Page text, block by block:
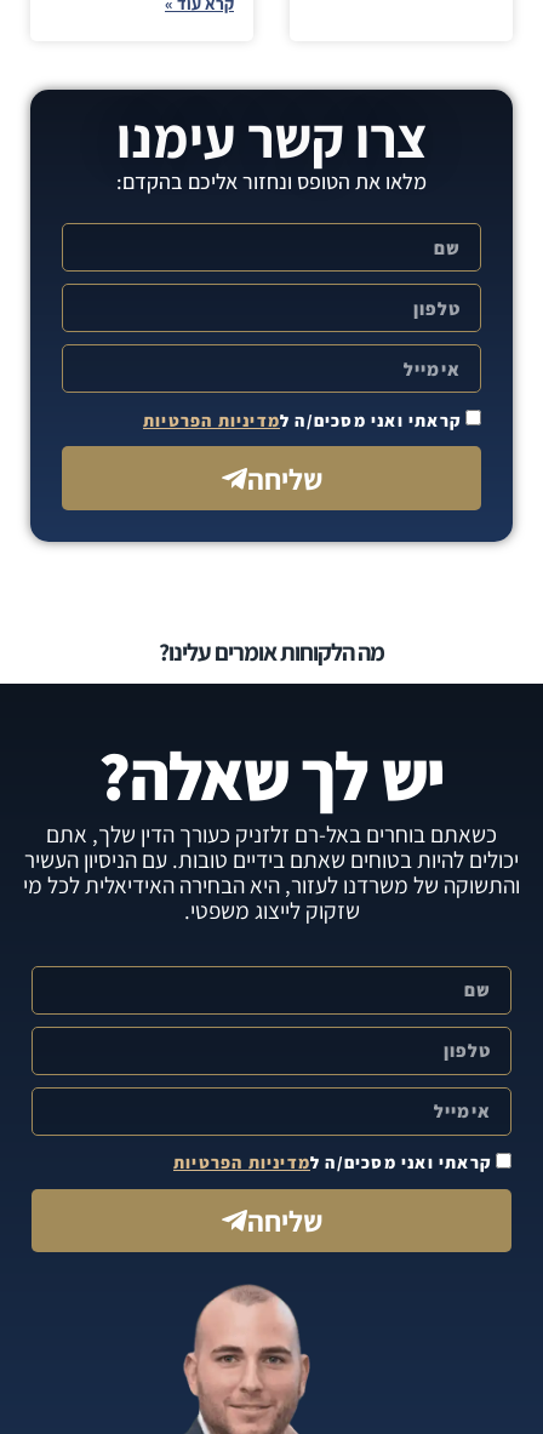
צרו קשר עימנו
מלאו את הטופס ונחזור אליכם בהקדם:
קראתי ואני מסכים/ה למדיניות הפרטיות
שליחה
מה הלקוחות אומרים עלינו?
יש לך שאלה?
כשאתם בוחרים באל-רם זלזניק כעורך הדין שלך, אתם
יכולים להיות בטוחים שאתם בידיים טובות. עם הניסיון העשיר
והתשוקה של משרדנו לעזור, היא הבחירה האידיאלית לכל מי
שזקוק לייצוג משפטי.
קראתי ואני מסכים/ה למדיניות הפרטיות
שליחה